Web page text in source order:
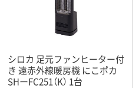
シロカ 足元ファンヒーター付
き 遠赤外線暖房機 にこポカ
SHーFC251（K） 1台